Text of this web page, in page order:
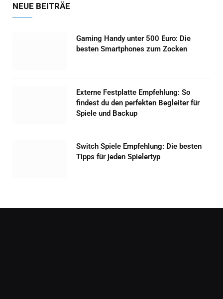
NEUE BEITRÄE
Gaming Handy unter 500 Euro: Die
besten Smartphones zum Zocken
Externe Festplatte Empfehlung: So
findest du den perfekten Begleiter für
Spiele und Backup
Switch Spiele Empfehlung: Die besten
Tipps für jeden Spielertyp